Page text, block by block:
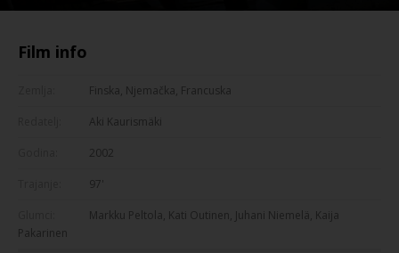
Film info
Finska, Njemačka, Francuska
Aki Kaurismäki
2002
97'
Markku Peltola, Kati Outinen, Juhani Niemelä, Kaija
Pakarinen